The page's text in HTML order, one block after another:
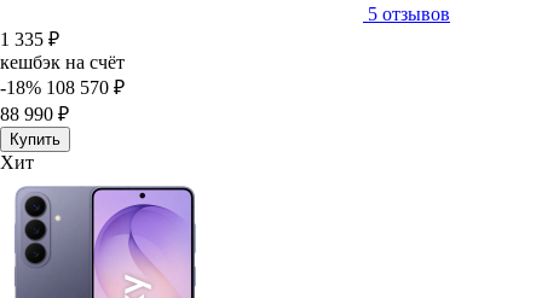
5 отзывов
1 335 ₽
кешбэк на счёт
-18% 108 570 ₽
88 990 ₽
Купить
Хит